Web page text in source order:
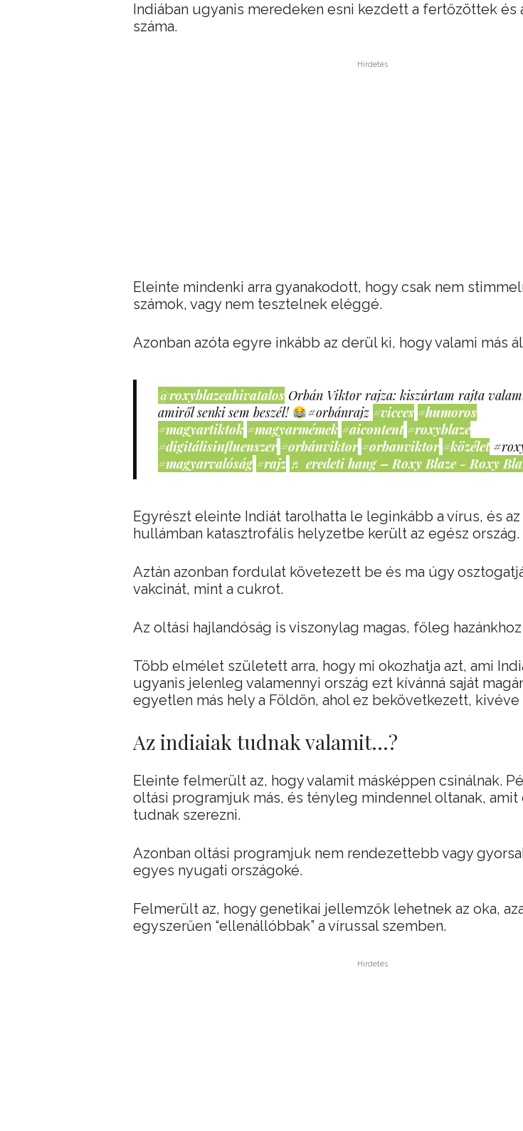
Indiában ugyanis meredeken esni kezdett a fertőzöttek és
száma.
Hirdetés
Eleinte mindenki arra gyanakodott, hogy csak nem
számok, vagy nem tesztelnek eléggé.
Azonban azóta egyre inkább az derül ki, hogy valami más
@roxyblazeahivatalos Orbán Viktor rajza: kiszúrtam rajta
amiről senki sem beszél!
#orbánrajz #vicces #humoros
#magyartiktok #magyarmémek #aicontent #roxyblaze
#digitálisinfluenszer #orbánviktor #orbanviktor #közélet
#magyarvalóság #rajz ♬ eredeti hang – Roxy Blaze - Roxy
Egyrészt eleinte Indiát tarolhatta le leginkább a vírus, és
hullámban katasztrofális helyzetbe került az egész ország.
Aztán azonban fordulat követezett be és ma úgy
vakcinát, mint a cukrot.
Az oltási hajlandóság is viszonylag magas, főleg
Több elmélet született arra, hogy mi okozhatja azt, ami
ugyanis jelenleg valamennyi ország ezt kívánná saját
egyetlen más hely a Földön, ahol ez bekövetkezett, kivéve
Az indiaiak tudnak valamit…?
Eleinte felmerült az, hogy valamit másképpen csinálnak.
oltási programjuk más, és tényleg mindennel oltanak, amit
tudnak szerezni.
Azonban oltási programjuk nem rendezettebb vagy
egyes nyugati országoké.
Felmerült az, hogy genetikai jellemzők lehetnek az oka,
egyszerűen “ellenállóbbak” a vírussal szemben.
Hirdetés